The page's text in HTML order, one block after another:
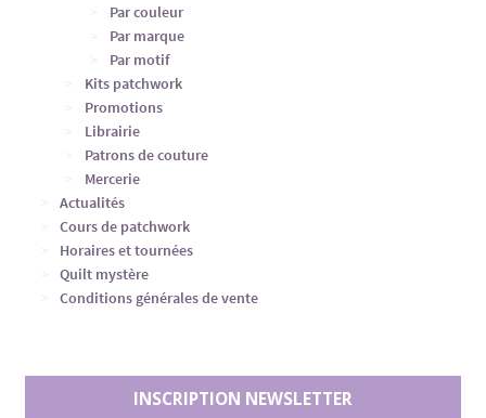
Par couleur
Par marque
Par motif
Kits patchwork
Promotions
Librairie
Patrons de couture
Mercerie
Actualités
Cours de patchwork
Horaires et tournées
Quilt mystère
Conditions générales de vente
INSCRIPTION NEWSLETTER